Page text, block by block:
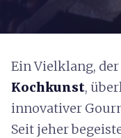
Ein Vielklang, der
Kochkunst,
innovativer
Seit jeher